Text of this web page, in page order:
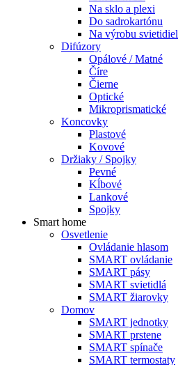
Na sklo a plexi
Do sadrokartónu
Na výrobu svietidiel
Difúzory
Opálové / Matné
Číre
Čierne
Optické
Mikroprismatické
Koncovky
Plastové
Kovové
Držiaky / Spojky
Pevné
Kĺbové
Lankové
Spojky
Smart home
Osvetlenie
Ovládanie hlasom
SMART ovládanie
SMART pásy
SMART svietidlá
SMART žiarovky
Domov
SMART jednotky
SMART prstene
SMART spínače
SMART termostaty